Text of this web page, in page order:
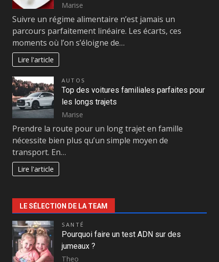
Marise
Suivre un régime alimentaire n’est jamais un
parcours parfaitement linéaire. Les écarts, ces
moments où l’on s’éloigne de…
Lire l'article
AUTOS
Top des voitures familiales parfaites pour
les longs trajets
Marise
Prendre la route pour un long trajet en famille
nécessite bien plus qu’un simple moyen de
transport. En…
Lire l'article
LE SÉLECTION DE LA TEAM
SANTÉ
Pourquoi faire un test ADN sur des
jumeaux ?
Theo